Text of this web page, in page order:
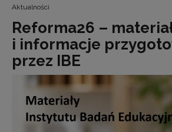
Aktualności
Reforma26 –
i informacje
przez IBE